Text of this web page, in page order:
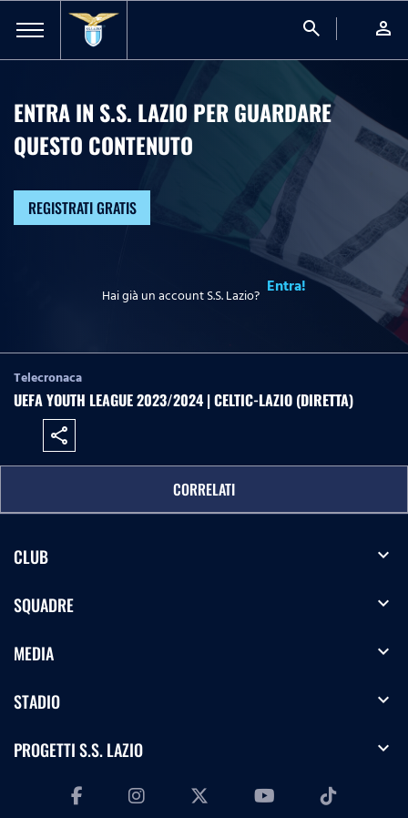
search person
ENTRA IN S.S. LAZIO PER GUARDARE
QUESTO CONTENUTO
REGISTRATI GRATIS
Hai già un account S.S. Lazio? Entra!
Telecronaca
UEFA YOUTH LEAGUE 2023/2024 | CELTIC-LAZIO (DIRETTA)
share
CORRELATI
CLUB expand_more
SQUADRE expand_more
MEDIA expand_more
STADIO expand_more
PROGETTI S.S. LAZIO expand_more